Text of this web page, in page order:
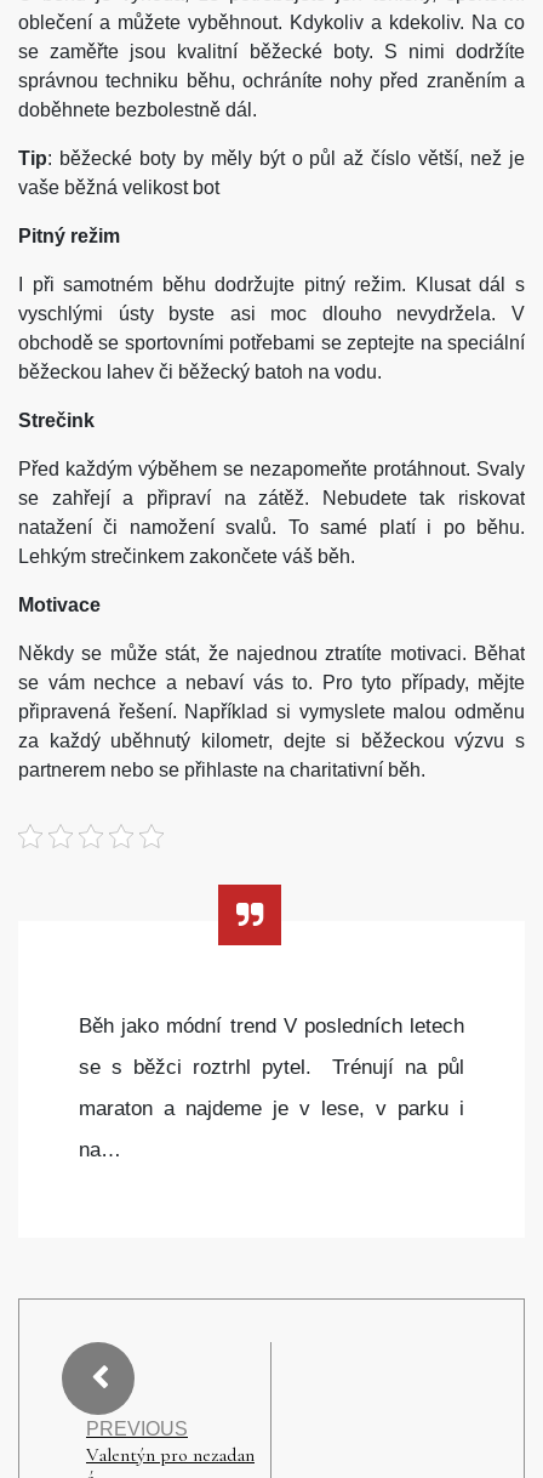
oblečení a můžete vyběhnout. Kdykoliv a kdekoliv. Na co
se zaměřte jsou kvalitní běžecké boty. S nimi dodržíte
správnou techniku běhu, ochráníte nohy před zraněním a
doběhnete bezbolestně dál.
Tip: běžecké boty by měly být o půl až číslo větší, než je
vaše běžná velikost bot
Pitný režim
I při samotném běhu dodržujte pitný režim. Klusat dál s
vyschlými ústy byste asi moc dlouho nevydržela. V
obchodě se sportovními potřebami se zeptejte na speciální
běžeckou lahev či běžecký batoh na vodu.
Strečink
Před každým výběhem se nezapomeňte protáhnout. Svaly
se zahřejí a připraví na zátěž. Nebudete tak riskovat
natažení či namožení svalů. To samé platí i po běhu.
Lehkým strečinkem zakončete váš běh.
Motivace
Někdy se může stát, že najednou ztratíte motivaci. Běhat
se vám nechce a nebaví vás to. Pro tyto případy, mějte
připravená řešení. Například si vymyslete malou odměnu
za každý uběhnutý kilometr, dejte si běžeckou výzvu s
partnerem nebo se přihlaste na charitativní běh.
Běh jako módní trend V posledních letech
se s běžci roztrhl pytel. Trénují na půl
maraton a najdeme je v lese, v parku i
na…
PREVIOUS
Valentýn pro nezadan